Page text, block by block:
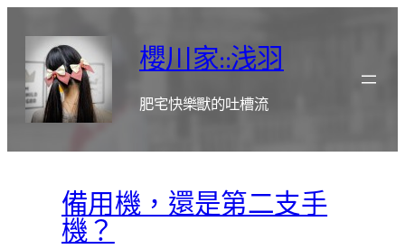
櫻川家::浅羽
肥宅快樂獸的吐槽流
備用機，還是第二支手
機？